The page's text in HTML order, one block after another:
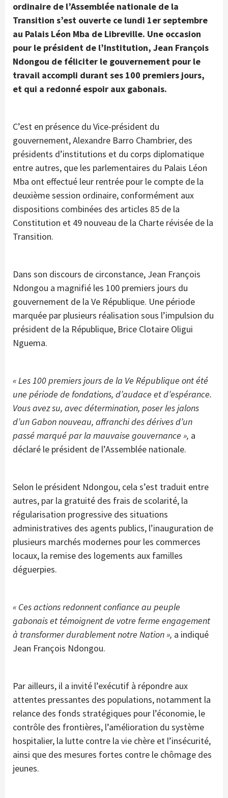
ordinaire de l’Assemblée nationale de la
Transition s’est ouverte ce lundi 1er septembre
au Palais Léon Mba de Libreville. Une occasion
pour le président de l’Institution, Jean François
Ndongou de féliciter le gouvernement pour le
travail accompli durant ses 100 premiers jours,
et qui a redonné espoir aux gabonais.
C’est en présence du Vice-président du
gouvernement, Alexandre Barro Chambrier, des
présidents d’institutions et du corps diplomatique
entre autres, que les parlementaires du Palais Léon
Mba ont effectué leur rentrée pour le compte de la
deuxième session ordinaire, conformément aux
dispositions combinées des articles 85 de la
Constitution et 49 nouveau de la Charte révisée de la
Transition.
Dans son discours de circonstance, Jean François
Ndongou a magnifié les 100 premiers jours du
gouvernement de la Ve République. Une période
marquée par plusieurs réalisation sous l’impulsion du
président de la République, Brice Clotaire Oligui
Nguema.
« Les 100 premiers jours de la Ve République ont été
une période de fondations, d’audace et d’espérance.
Vous avez su, avec détermination, poser les jalons
d’un Gabon nouveau, affranchi des dérives d’un
passé marqué par la mauvaise gouvernance », a
déclaré le président de l’Assemblée nationale.
Selon le président Ndongou, cela s’est traduit entre
autres, par la gratuité des frais de scolarité, la
régularisation progressive des situations
administratives des agents publics, l’inauguration de
plusieurs marchés modernes pour les commerces
locaux, la remise des logements aux familles
déguerpies.
« Ces actions redonnent confiance au peuple
gabonais et témoignent de votre ferme engagement
à transformer durablement notre Nation », a indiqué
Jean François Ndongou.
Par ailleurs, il a invité l’exécutif à répondre aux
attentes pressantes des populations, notamment la
relance des fonds stratégiques pour l’économie, le
contrôle des frontières, l’amélioration du système
hospitalier, la lutte contre la vie chère et l’insécurité,
ainsi que des mesures fortes contre le chômage des
jeunes.